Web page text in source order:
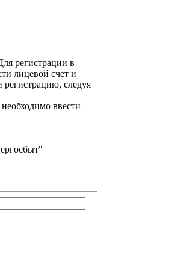
в
лицевой счет и
следуя
окнах.
ввести
пароль.